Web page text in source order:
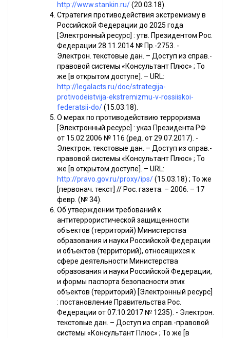
http://www.stankin.ru/(20.03.18).
Стратегия противодействия экстремизму в
Российской Федерации до 2025 года
[Электронный ресурс] : утв. Президентом Рос.
Федерации 28.11.2014 № Пр.-2753. -
Электрон. текстовые дан. – Доступ из справ.-
правовой системы «Консультант Плюс» ; То
же [в открытом доступе]. – URL:
http://legalacts.ru/doc/strategija-
protivodeistvija-ekstremizmu-v-rossiiskoi-
federatsii-do/(15.03.18).
О мерах по противодействию терроризма
[Электронный ресурс] : указ Президента РФ
от 15.02.2006 № 116 (ред. от 29.07.2017). -
Электрон. текстовые дан. – Доступ из справ.-
правовой системы «Консультант Плюс» ; То
же [в открытом доступе]. – URL:
http://pravo.gov.ru/proxy/ips/(15.03.18) ; То же
[первонач. текст] // Рос. газета. – 2006. – 17
февр. (№ 34).
Об утверждении требований к
антитеррористической защищенности
объектов (территорий) Министерства
образования и науки Российской Федерации
и объектов (территорий), относящихся к
сфере деятельности Министерства
образования и науки Российской Федерации,
и формы паспорта безопасности этих
объектов (территорий) [Электронный ресурс]
: постановление Правительства Рос.
Федерации от 07.10.2017 № 1235). - Электрон.
текстовые дан. – Доступ из справ.-правовой
системы «Консультант Плюс» ; То же [в